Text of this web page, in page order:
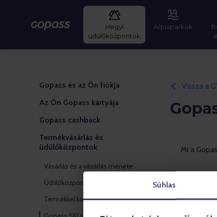
Súhlas
Gopass
Hegyi
üdülőközpontok
Aquaparkok
Gopass és az Ön fiókja
Az Ön Gopass kártyája
Gopass cashback
Termékvásárlás és
üdülőközpontok
Vásárlás és a vásárlás menete
Üdülőközpontok és létesítmények
Termékkel kapcsolatos információk
Vissza a
Mi a
Milyen